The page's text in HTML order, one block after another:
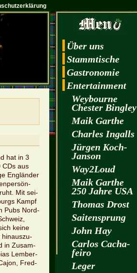
Über uns
Stamm­ti­sche
Gas­tro­no­mie
En­ter­tain­ment
Wey­bourne
Ches­ter Bin­gley
Maik Garthe
Charles In­galls
Jür­gen Koch-
Jan­son
Way2­Loud
Maik Garthe
250 Jahre USA
Tho­mas Drost
Sai­ten­sprung
John Hay
Car­los Cacha­
fei­ro
Leger
hat in 3
CDs aus
Eng­län­der
Mit sei­
Kampf
Pubs Nord­
keine
hin­aus­zu­
in Zu­sam­
Lem­ber­
Fred­